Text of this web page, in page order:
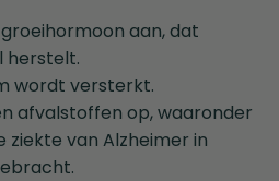
aan, dat
herstelt.
wordt versterkt.
afvalstoffen op, waaronder
van Alzheimer in